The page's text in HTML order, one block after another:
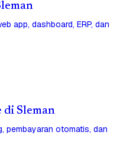
app, dashboard, ERP, dan
di Sleman
pembayaran otomatis, dan